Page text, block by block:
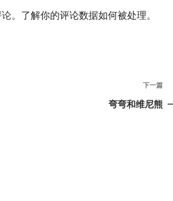
。 了解你的评论数据如何被处理。
下
一
下一篇
弯弯和维尼熊